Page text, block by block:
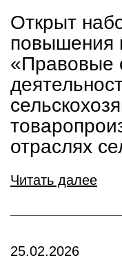
Открыт
повышения
«Правовые
отраслях
Читать далее
25.02.2026